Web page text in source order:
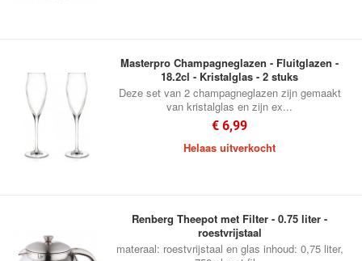
Masterpro Champagneglazen - Fluitglazen -
18.2cl - Kristalglas - 2 stuks
Deze set van 2 champagneglazen zijn gemaakt
van kristalglas en zijn ex...
€ 6,99
Helaas uitverkocht
Renberg Theepot met Filter - 0.75 liter -
roestvrijstaal
materaal: roestvrijstaal en glas inhoud: 0,75 liter,